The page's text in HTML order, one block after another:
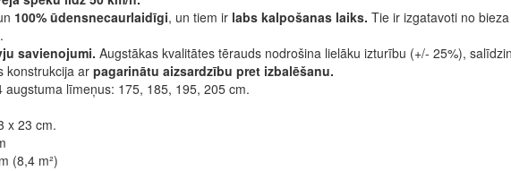
100% ūdensnecaurlaidīgi, un tiem ir labs kalpošanas laiks. Tie ir izgatavoti no
savienojumi. Augstākas kvalitātes tērauds nodrošina lielāku izturību (+/- 25%),
konstrukcija ar pagarinātu aizsardzību pret izbalēšanu.
līmeņus: 175, 185, 195, 205 cm.
x 23 cm.
(8,4 m²)